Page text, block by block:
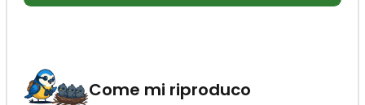
Come mi riproduco